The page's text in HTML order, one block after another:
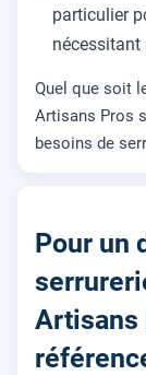
particulier
nécessitant
Quel que soit
Artisans Pros
besoins de
Pour un
Artisans